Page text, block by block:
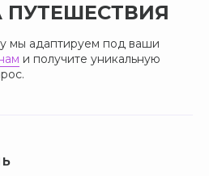
мы адаптируем под ваши
и получите уникальную